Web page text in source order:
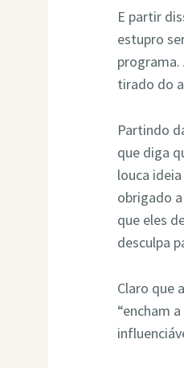
E partir
estupro
tirado do
Partindo
que diga
louca
obrigado
que eles
desculpa
Claro que
“encham